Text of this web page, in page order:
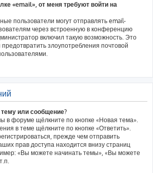
«email», от меня требуют войти на
пользователи могут отправлять email-
через встроенную в конференцию
включил такую возможность. Это
злоупотребления почтовой
или сообщение?
в форуме щёлкните по кнопке «Новая тема».
в теме щёлкните по кнопке «Ответить».
прежде чем отправить
прав доступа находится внизу страниц
«Вы можете начинать темы», «Вы можете